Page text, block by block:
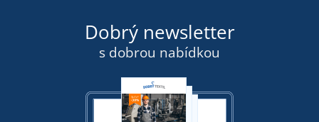
Dobrý newsletter
s dobrou nabídkou